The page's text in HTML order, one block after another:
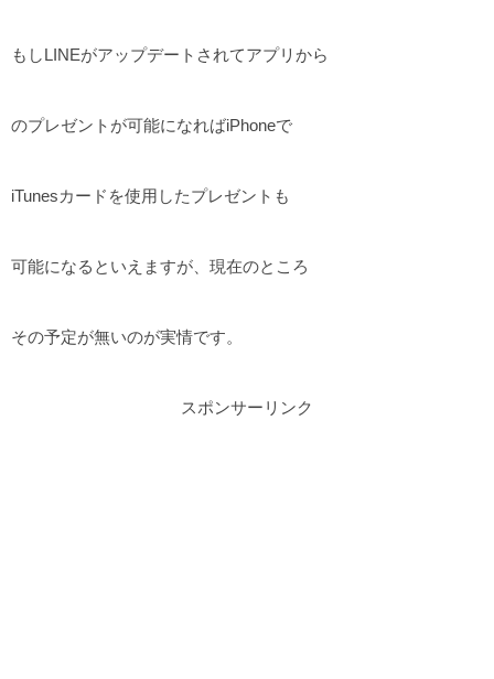
もしLINEがアップデートされてアプリから
のプレゼントが可能になればiPhoneで
iTunesカードを使用したプレゼントも
可能になるといえますが、現在のところ
その予定が無いのが実情です。
スポンサーリンク